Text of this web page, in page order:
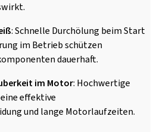
: Schnelle Durchölung beim Start
im Betrieb schützen
dauerhaft.
im Motor: Hochwertige
effektive
und lange Motorlaufzeiten.